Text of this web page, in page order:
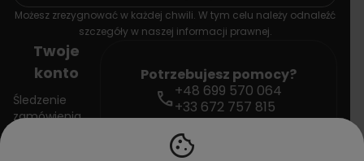
cookie
Możesz zrezygnować w każdej chwili. W tym celu należy odnaleźć
szczegóły w naszej informacji prawnej.
Twoje
konto
Śledzenie
zamówienia
Potrzebujesz pomocy?
call+48 699 570 064
+33 672 757 815
mail